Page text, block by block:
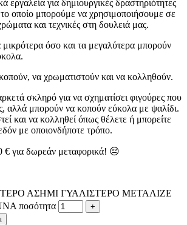
εργαλεία για δημιουργικές δραστηριότητες
το οποίο μπορούμε να χρησιμοποιήσουμε σε
και τεχνικές στη δουλειά μας.
όσο και τα μεγαλύτερα μπορούν
να χρωματιστούν και να κολληθούν.
σκληρό για να σχηματίσει φιγούρες που
αλλά μπορούν να κοπούν εύκολα με ψαλίδι.
και να κολληθεί όπως θέλετε ή μπορείτε
με οποιονδήποτε τρόπο.
€ για δωρεάν μεταφορικά! 😔
ΑΣΗΜΙ ΓΥΑΛΙΣΤΕΡΟ ΜΕΤΑΛΙΖΕ
ποσότητα